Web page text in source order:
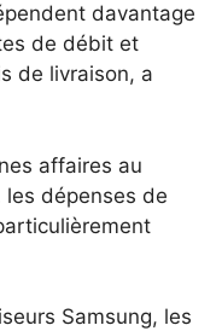
davantage
de débit et
de livraison, a
affaires au
dépenses de
Samsung, les